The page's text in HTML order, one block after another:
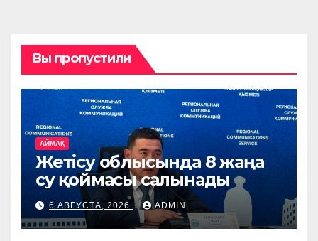
Вы пропустили
АЙМАҚ
Жетісу облысында 8 жаңа
су қоймасы салынады
6 АВГУСТА, 2026 ADMIN